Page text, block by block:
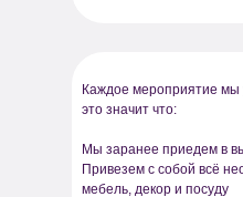
Каждое мероприятие мы
это значит что:
Мы заранее приедем в
Привезем с собой всё
мебель, декор и посуду